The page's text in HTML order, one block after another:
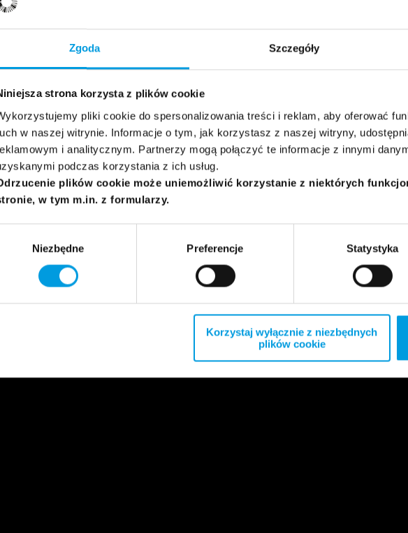
Zgoda Szczegóły
strona korzysta z plików cookie
pliki cookie do spersonalizowania treści i reklam, aby oferować
w naszej witrynie. Informacje o tym, jak korzystasz z naszej witryny,
i analitycznym. Partnerzy mogą połączyć te informacje z innymi
podczas korzystania z ich usług.
plików cookie może uniemożliwić korzystanie z niektórych
w tym m.in. z formularzy.
Niezbędne Preferencje Statystyka
Korzystaj wyłącznie z niezbędnych
plików cookie